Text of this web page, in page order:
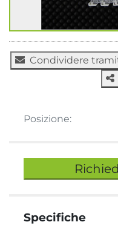
Condividere
Posizione:
Specifiche